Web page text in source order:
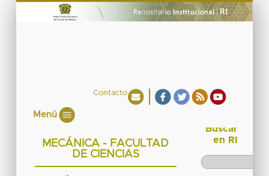
Contacto
Menú
MECÁNICA - FACULTAD
DE CIENCIAS
Buscar
en RI